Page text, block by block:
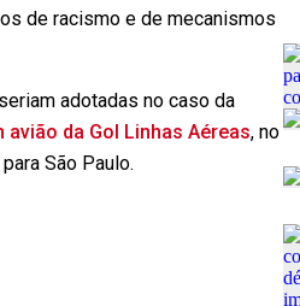
de racismo e de mecanismos
adotadas no caso da
da Gol Linhas Aéreas, no
São Paulo.